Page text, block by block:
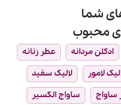
شما
محبوب
ادکلن مردانه
عطر زنانه
لامور
لالیک سفید
ساواج
ساواج الکسیر